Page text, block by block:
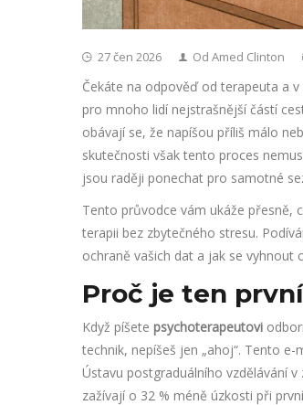
27 čen 2026 Od Amed Clinton
Čekáte na odpověď od terapeuta a
pro mnoho lidí nejstrašnější částí
obávají se, že napíšou příliš málo
skutečnosti však tento proces
jsou raději ponechat pro samotné
Tento průvodce vám ukáže přesně,
terapii bez zbytečného stresu.
ochraně vašich dat a jak se vyhnout
Proč je ten
Když píšete psychoterapeutovi
technik, nepíšeš jen „ahoj“. Tento
Ústavu postgraduálního vzdělávání
zažívají o 32 % méně úzkosti při